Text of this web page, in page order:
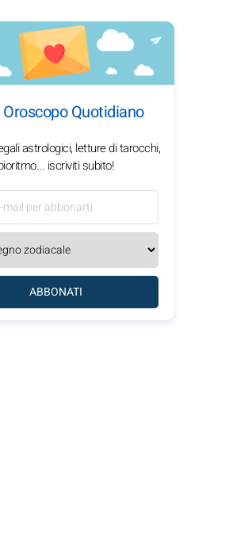
Quotidiano
astrologici, letture di tarocchi,
iscriviti subito!
ABBONATI